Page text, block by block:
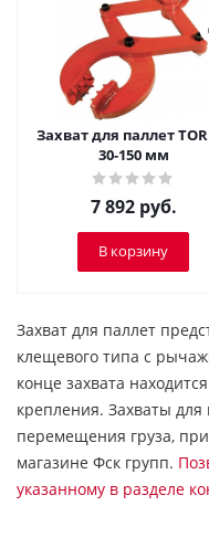
Захват для паллет TOR
30-150 мм
7 892руб.
В корзину
Захват для паллет
клещевого типа с
конце захвата
крепления. Захваты
перемещения груза,
магазине Фск групп.
указанному в разделе